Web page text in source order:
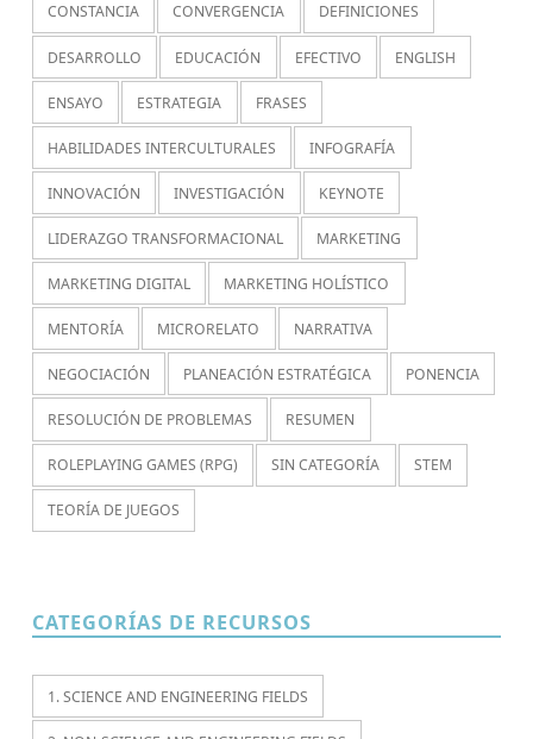
CONSTANCIA CONVERGENCIA DEFINICIONES
DESARROLLO EDUCACIÓN EFECTIVO ENGLISH
ENSAYO ESTRATEGIA FRASES
HABILIDADES INTERCULTURALES INFOGRAFÍA
INNOVACIÓN INVESTIGACIÓN KEYNOTE
LIDERAZGO TRANSFORMACIONAL MARKETING
MARKETING DIGITAL MARKETING HOLÍSTICO
MENTORÍA MICRORELATO NARRATIVA
NEGOCIACIÓN PLANEACIÓN ESTRATÉGICA PONENCIA
RESOLUCIÓN DE PROBLEMAS RESUMEN
ROLEPLAYING GAMES (RPG) SIN CATEGORÍA STEM
TEORÍA DE JUEGOS
CATEGORÍAS DE RECURSOS
1. SCIENCE AND ENGINEERING FIELDS